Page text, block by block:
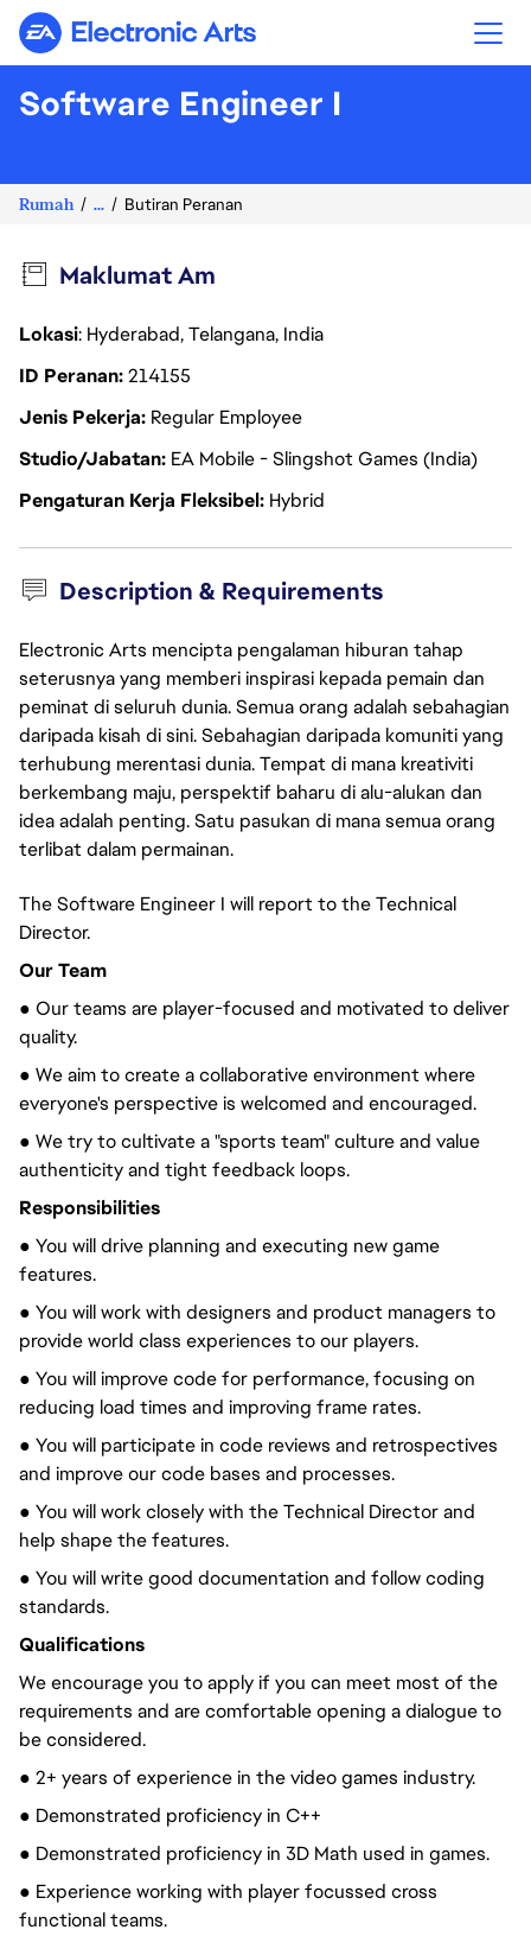
Electronic Arts
Software Engineer I
Rumah ... Butiran Peranan
Maklumat Am
Lokasi: Hyderabad, Telangana, India
ID Peranan214155
Jenis Pekerja Regular Employee
Studio/Jabatan EA Mobile - Slingshot Games (India)
Pengaturan Kerja Fleksibel Hybrid
Description & Requirements
Electronic Arts mencipta pengalaman hiburan tahap
seterusnya yang memberi inspirasi kepada pemain dan
peminat di seluruh dunia. Semua orang adalah sebahagian
daripada kisah di sini. Sebahagian daripada komuniti yang
terhubung merentasi dunia. Tempat di mana kreativiti
berkembang maju, perspektif baharu di alu-alukan dan
idea adalah penting. Satu pasukan di mana semua orang
terlibat dalam permainan.
The Software Engineer I will report to the Technical
Director.
Our Team
● Our teams are player-focused and motivated to deliver
quality.
● We aim to create a collaborative environment where
everyone's perspective is welcomed and encouraged.
● We try to cultivate a "sports team" culture and value
authenticity and tight feedback loops.
Responsibilities
● You will drive planning and executing new game
features.
● You will work with designers and product managers to
provide world class experiences to our players.
● You will improve code for performance, focusing on
reducing load times and improving frame rates.
● You will participate in code reviews and retrospectives
and improve our code bases and processes.
● You will work closely with the Technical Director and
help shape the features.
● You will write good documentation and follow coding
standards.
Qualifications
We encourage you to apply if you can meet most of the
requirements and are comfortable opening a dialogue to
be considered.
● 2+ years of experience in the video games industry.
● Demonstrated proficiency in C++
● Demonstrated proficiency in 3D Math used in games.
● Experience working with player focussed cross
functional teams.